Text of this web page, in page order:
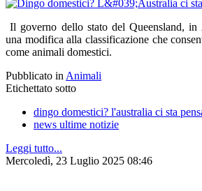
Il governo dello stato del Queensland, in
una modifica alla classificazione che
come animali domestici.
Pubblicato in Animali
Etichettato sotto
dingo domestici? l'australia ci sta
news ultime notizie
Leggi tutto...
Mercoledì, 23 Luglio 2025 08:46